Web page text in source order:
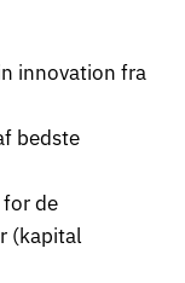
innovation fra
bedste
de
(kapital